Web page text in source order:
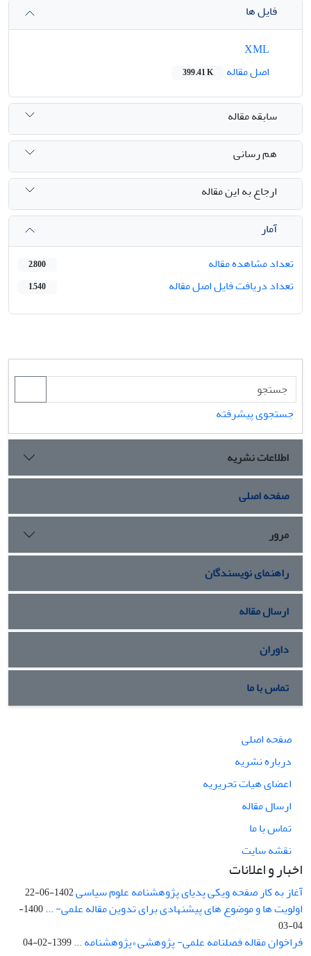
فایل ها
اصل مقاله
399.41 K
سابقه مقاله
هم رسانی
ارجاع به این مقاله
آمار
تعداد مشاهده مقاله
2,800
تعداد دریافت فایل اصل مقاله 1,540
جستجوی پیشرفته
اطلاعات نشریه
صفحه اصلی
مرور
راهنمای نویسندگان
ارسال مقاله
داوران
تماس با ما
صفحه اصلی
درباره نشریه
اعضای هیات تحریریه
ارسال مقاله
تماس با ما
نقشه سایت
اخبار و اعلانات
آغاز به کار صفحه ویکی پدیای پژوهشنامه علوم سیاسی1402-06-22
اولویت ها و موضوع های پیشنهادی برای تدوین مقاله علمی- ...
1400-
04-03
فراخوان مقاله فصلنامه علمی- پژوهشی «پژوهشنامه ...1399-02-04